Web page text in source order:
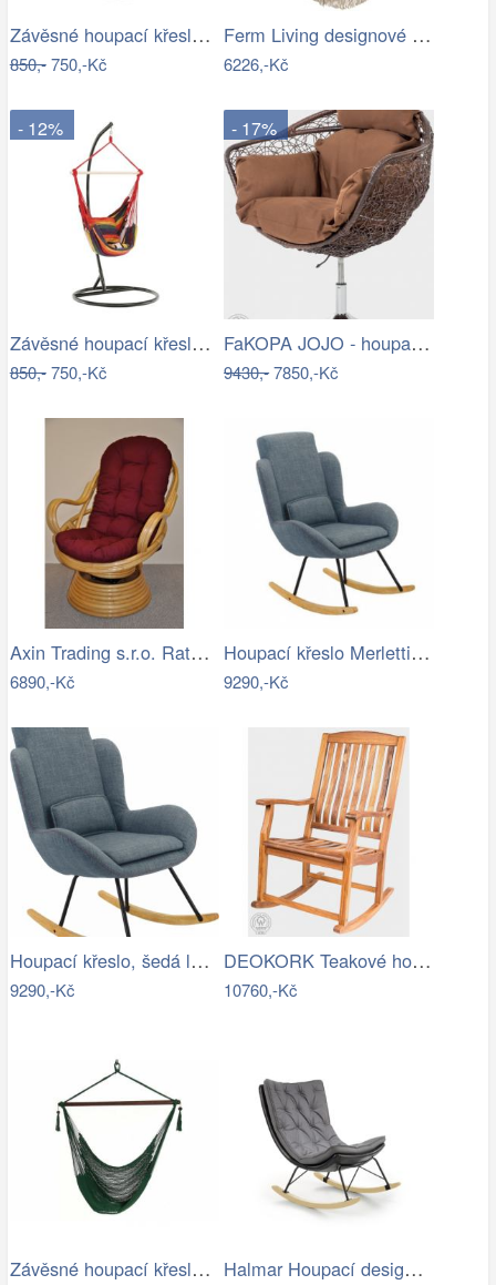
Závěsné houpací křeslo Nikes Blue
850,-750,-Kč
Ferm Living designové houpací sítě Path…
6226,-Kč
- 12%
Závěsné houpací křeslo Nikes Red
850,-750,-Kč
- 17%
FaKOPA JOJO - houpací křeslo z ratanu…
9430,-7850,-Kč
Axin Trading s.r.o. Ratanové houpací…
6890,-Kč
Houpací křeslo Merletti, látka šedá
9290,-Kč
Houpací křeslo, šedá látka / dřevo,…
9290,-Kč
DEOKORK Teakové houpací křeslo CLAUDIO
10760,-Kč
Závěsné houpací křeslo Bustry,… Halmar Houpací designové křeslo Indigo,…